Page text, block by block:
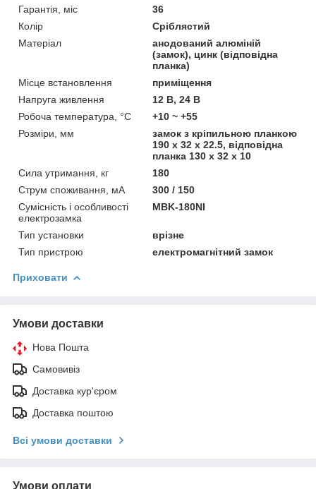
Гарантія, міс
36
Колір
Сріблястий
Матеріал
анодований алюміній
(замок), цинк (відповідна
планка)
Місце встановлення
приміщення
Напруга живлення
12 В, 24 В
Робоча температура, °C
+10 ~ +55
Розміри, мм
замок з кріпильною планкою
190 х 32 х 22.5, відповідна
планка 130 х 32 х 10
Сила утримання, кг
180
Струм споживання, мА
300 / 150
Сумісність і особливості
електрозамка
MBK-180NI
Тип установки
врізне
Тип пристрою
електромагнітний замок
Приховати
Умови доставки
Нова Пошта
Самовивіз
Доставка кур'єром
Доставка поштою
Всі умови доставки
Умови оплати